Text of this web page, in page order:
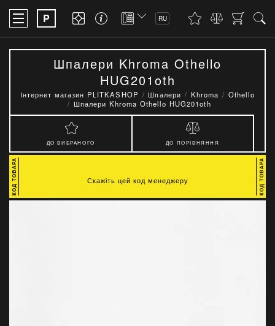
P RU
Шпалери Khroma Othello
HUG201oth
Інтернет магазин PLITKASHOP Шпалери Khroma
Othello
Шпалери Khroma Othello HUG201oth
ДО ВИБРАНОГО ДО ПОРІВНЯННЯ
Скажіть цей код менеджеру